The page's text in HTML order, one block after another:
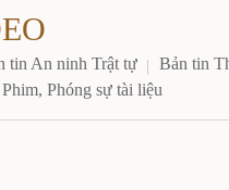
GIAO THÔNG
THỂ THAO THÔNG TIN
tin An ninh Trật tự Bản tin
Phim, Phóng sự tài liệu